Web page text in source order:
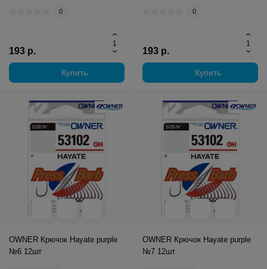
0
193 р.
Купить
0
193 р.
Купить
OWNER Крючок Hayate purple
№6 12шт
OWNER Крючок Hayate purple
№7 12шт